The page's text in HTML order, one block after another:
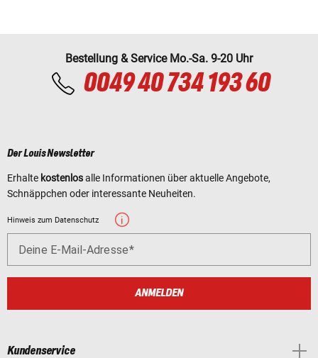
Bestellung & Service Mo.-Sa. 9-20 Uhr
0049 40 734 193 60
Der Louis Newsletter
Erhalte kostenlosalle Informationen über aktuelle Angebote,
Schnäppchen oder interessante Neuheiten.
Hinweis zum Datenschutz
Deine E-Mail-Adresse
ANMELDEN
Kundenservice